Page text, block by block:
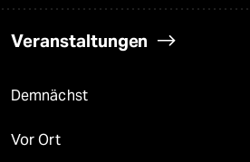
Veranstaltungen
Demnächst
Vor Ort